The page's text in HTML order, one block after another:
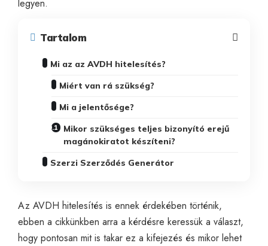
legyen.
Tartalom
Mi az az AVDH hitelesítés?
Miért van rá szükség?
Mi a jelentősége?
Mikor szükséges teljes bizonyító erejű
magánokiratot készíteni?
Szerzi Szerződés Generátor
Az AVDH hitelesítés is ennek érdekében történik,
ebben a cikkünkben arra a kérdésre keressük a választ,
hogy pontosan mit is takar ez a kifejezés és mikor lehet